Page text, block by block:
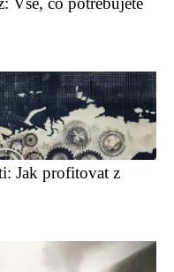
Jak profitovat z